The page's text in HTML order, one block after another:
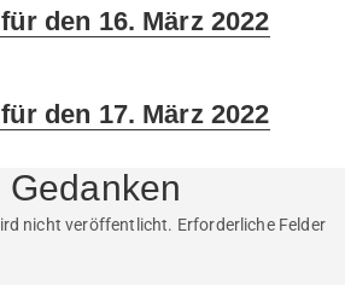
den 16. März 2022
den 17. März 2022
nicht veröffentlicht. Erforderliche Felder